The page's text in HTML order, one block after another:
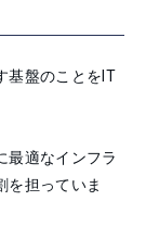
基盤のことをIT
最適なインフラ
を担っていま